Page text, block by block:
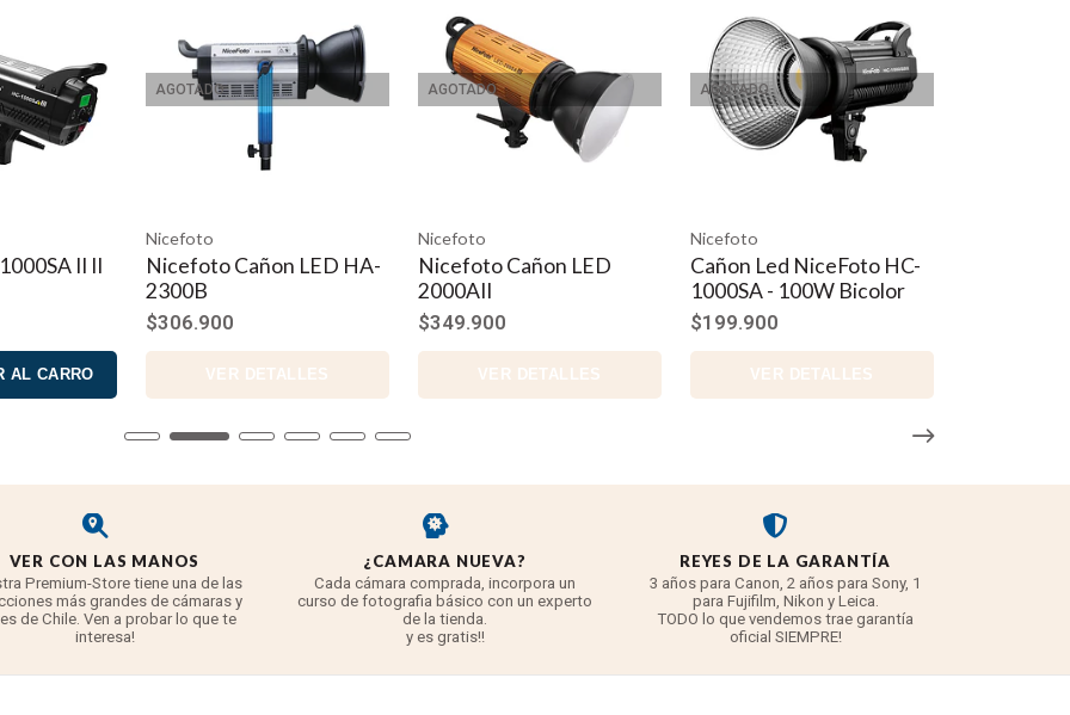
II II
AL CARRO
AGOTADO
Nicefoto
Nicefoto Cañon LED HA-
2300B
$306.900
VER DETALLES
AGOTADO
Nicefoto
Nicefoto Cañon LED
2000AII
$349.900
VER DETALLES
AGOTADO
Nicefoto
Cañon Led NiceFoto HC-
1000SA - 100W Bicolor
$199.900
VER DETALLES
VER CON LAS MANOS
Premium-Store tiene una de las
más grandes de cámaras y
de Chile. Ven a probar lo que te
interesa!
¿CAMARA NUEVA?
Cada cámara comprada, incorpora un
curso de fotografia básico con un experto
de la tienda.
y es gratis!!
REYES DE LA GARANTÍA
3 años para Canon, 2 años para Sony, 1
para Fujifilm, Nikon y Leica.
TODO lo que vendemos trae garantía
oficial SIEMPRE!